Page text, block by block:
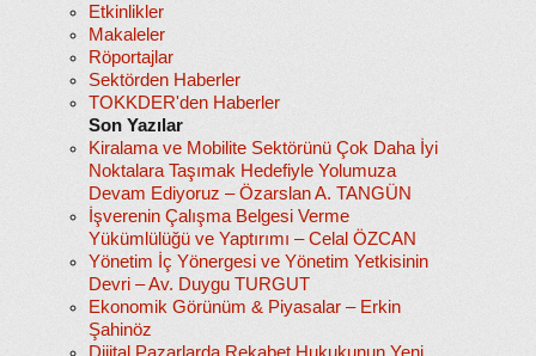
Etkinlikler
Makaleler
Röportajlar
Sektörden Haberler
TOKKDER'den Haberler
Son Yazılar
Kiralama ve Mobilite Sektörünü Çok Daha İyi
Noktalara Taşımak Hedefiyle Yolumuza
Devam Ediyoruz – Özarslan A. TANGÜN
İşverenin Çalışma Belgesi Verme
Yükümlülüğü ve Yaptırımı – Celal ÖZCAN
Yönetim İç Yönergesi ve Yönetim Yetkisinin
Devri – Av. Duygu TURGUT
Ekonomik Görünüm & Piyasalar – Erkin
Şahinöz